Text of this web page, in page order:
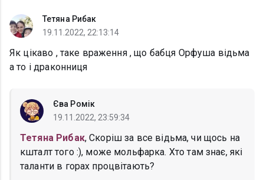
Тетяна Рибак
19.11.2022, 22:13:14
Як цікаво , таке враження , що бабця Орфуша відьма
а то і драконниця
Єва Ромік
19.11.2022, 23:59:34
Тетяна Рибак, Скоріш за все відьма, чи щось на
кшталт того :), може мольфарка. Хто там знає, які
таланти в горах процвітають?